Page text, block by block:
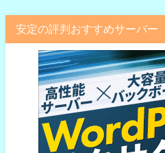
安定の評判おすすめサーバー